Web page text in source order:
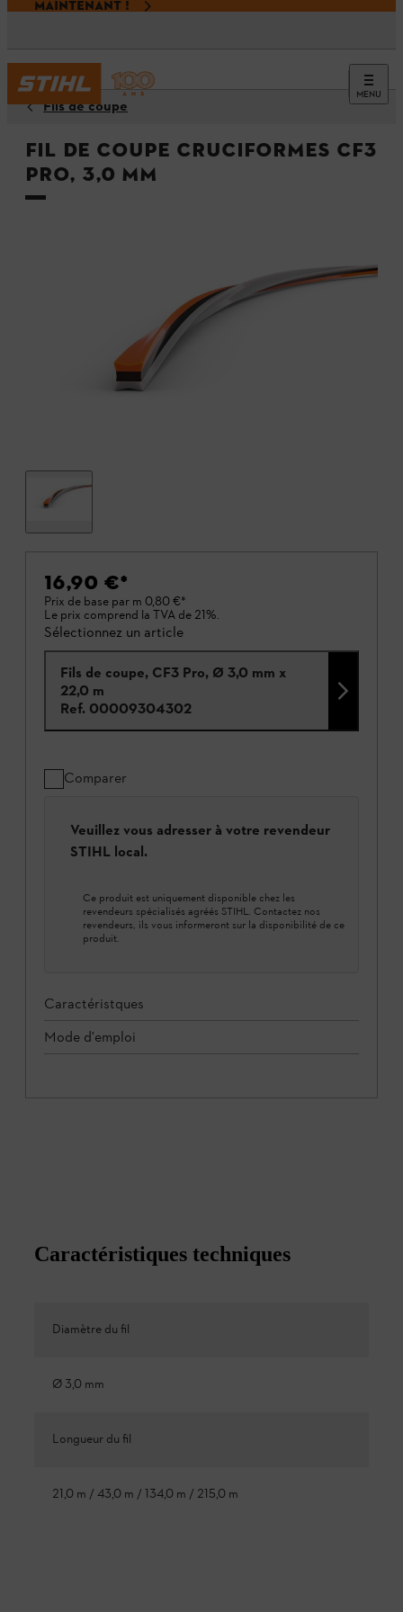
MAINTENANT !
MENU
Fils de coupe
Fil de coupe cruciformes CF3
Pro, 3,0 mm
16,90 €*
Prix de base par m 0,80 €*
Le prix comprend la TVA de 21%.
Sélectionnez un article
Fils de coupe, CF3 Pro, Ø 3,0 mm x
22,0 m
Ref. 00009304302
Comparer
Veuillez vous adresser à votre revendeur
STIHL local.
Ce produit est uniquement disponible chez les
revendeurs spécialisés agréés STIHL. Contactez nos
revendeurs, ils vous informeront sur la disponibilité de ce
produit.
Caractéristques
Mode d'emploi
Caractéristiques techniques
Diamètre du fil
Ø 3,0 mm
Longueur du fil
21,0 m / 43,0 m / 134,0 m / 215,0 m